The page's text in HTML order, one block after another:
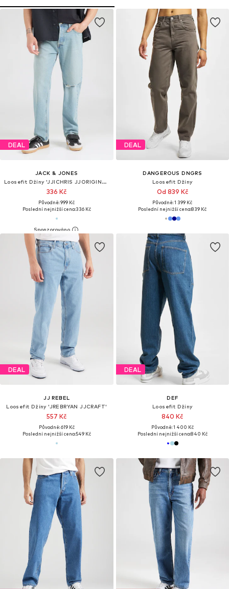
DEAL
JACK & JONES
Loosefit Džíny 'JJICHRIS JJORIGINAL'
336 Kč
Původně: 999 Kč
Poslední nejnižší cena:336 Kč
DEAL
DANGEROUS DNGRS
Loosefit Džíny
Od 839 Kč
Původně: 1 399 Kč
Poslední nejnižší cena:839 Kč
DEAL
JJ REBEL
Loosefit Džíny 'JREBRYAN JJCRAFT'
557 Kč
Původně: 619 Kč
Poslední nejnižší cena:549 Kč
DEAL
DEF
Loosefit Džíny
840 Kč
Původně: 1 400 Kč
Poslední nejnižší cena:840 Kč